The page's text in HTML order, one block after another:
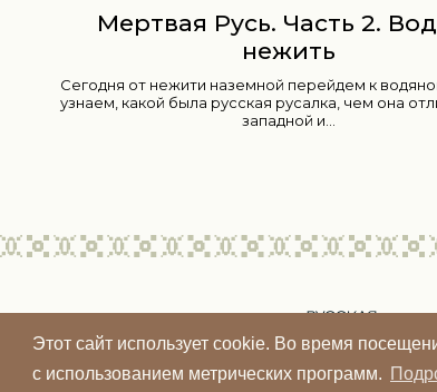
Этот сайт использует cookie. Во время
с использованием метрических программ.
нежити и
от
Мертвая Русь. Часть 1.
нежить
Внутри: 1 Нехорошая смерть и
заложные 3 Обереги против заложных 4
упыри, хлоптуны, еретики...